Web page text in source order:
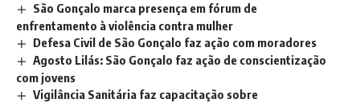
São Gonçalo marca presença em fórum de
enfrentamento à violência contra mulher
Defesa Civil de São Gonçalo faz ação com moradores
Agosto Lilás: São Gonçalo faz ação de conscientização
com jovens
Vigilância Sanitária faz capacitação sobre